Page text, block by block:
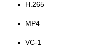
H.265
MP4
VC-1